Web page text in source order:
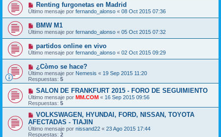
Renting furgonetas en Madrid
Último mensaje por fernando_alonso « 08 Oct 2015 07:36
BMW M1
Último mensaje por fernando_alonso « 05 Oct 2015 07:32
partidos online en vivo
Último mensaje por fernando_alonso « 02 Oct 2015 09:29
¿Còmo se hace?
Último mensaje por Nemesis « 19 Sep 2015 11:20
Respuestas: 5
SALON DE FRANKFURT 2015 - FORO DE SEGUIMIENTO
Último mensaje por MM.COM « 16 Sep 2015 09:56
Respuestas: 5
VOLKSWAGEN, HYUNDAI, FORD, NISSAN, TOYOTA
AFECTADAS - TIAJIN
Último mensaje por nissand22 « 23 Ago 2015 17:44
Respuestas: 2